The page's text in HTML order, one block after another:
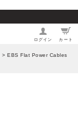
ログイン カート
> EBS Flat Power Cables